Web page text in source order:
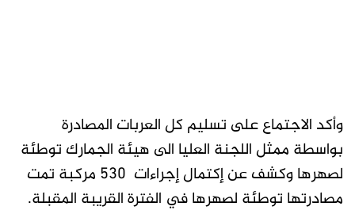
وأكد الاجتماع على تسليم كل العربات المصادرة
بواسطة ممثل اللجنة العليا الى هيئة الجمارك توطئة
لصهرها وكشف عن إكتمال إجراءات 530 مركبة تمت
مصادرتها توطئة لصهرها في الفترة القريبة المقبلة.